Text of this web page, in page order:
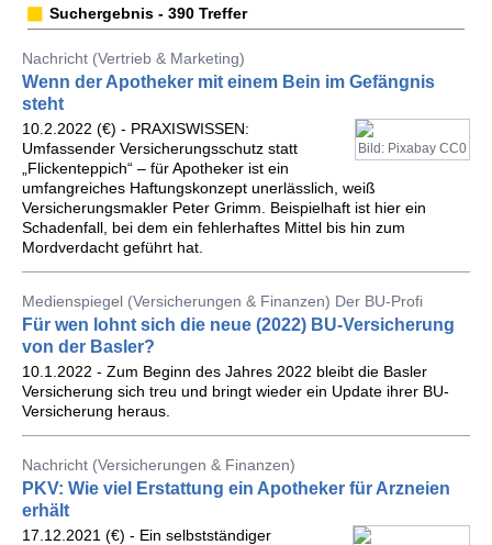
Suchergebnis - 390 Treffer
Nachricht (Vertrieb & Marketing)
Wenn der Apotheker mit einem Bein im Gefängnis
steht
Bild: Pixabay CC0
10.2.2022 (€) - PRAXISWISSEN:
Umfassender Versicherungsschutz statt
„Flickenteppich“ – für Apotheker ist ein
umfangreiches Haftungskonzept unerlässlich, weiß
Versicherungsmakler Peter Grimm. Beispielhaft ist hier ein
Schadenfall, bei dem ein fehlerhaftes Mittel bis hin zum
Mordverdacht geführt hat.
Medienspiegel (Versicherungen & Finanzen) Der BU-Profi
Für wen lohnt sich die neue (2022) BU-Versicherung
von der Basler?
10.1.2022 - Zum Beginn des Jahres 2022 bleibt die Basler
Versicherung sich treu und bringt wieder ein Update ihrer BU-
Versicherung heraus.
Nachricht (Versicherungen & Finanzen)
PKV: Wie viel Erstattung ein Apotheker für Arzneien
erhält
17.12.2021 (€) - Ein selbstständiger